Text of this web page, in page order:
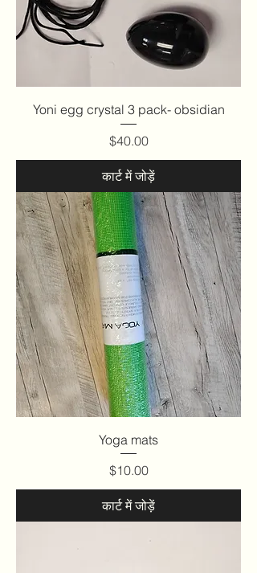
Yoni egg crystal 3 pack- obsidian
मूल्य
$40.00
कार्ट में जोड़ें
Yoga mats
मूल्य
$10.00
कार्ट में जोड़ें